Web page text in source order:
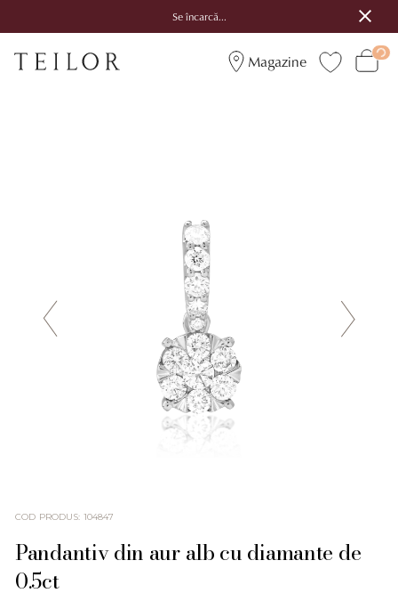
Se încarcă...
Magazine
COD PRODUS: 104847
Pandantiv din aur alb cu diamante de
0.5ct